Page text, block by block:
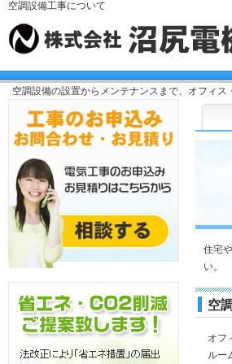
空調設備工事について
空調設備の設置からメンテナンスまで、オフィ
住宅
い。
空
オフ
ルー